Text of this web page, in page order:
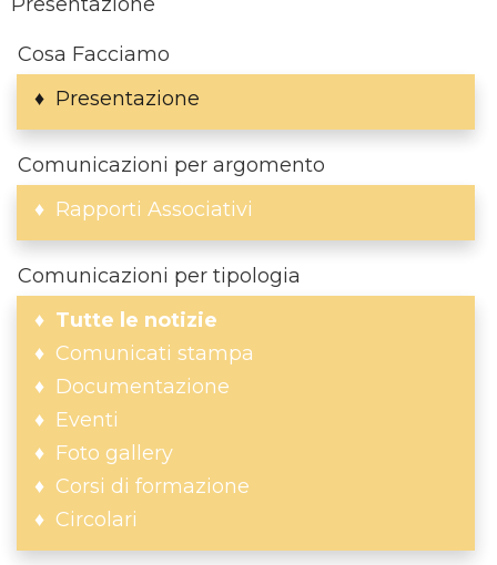
Cosa Facciamo
Presentazione
Comunicazioni per argomento
Rapporti Associativi
Comunicazioni per tipologia
Tutte le notizie
Comunicati stampa
Documentazione
Eventi
Foto gallery
Corsi di formazione
Circolari